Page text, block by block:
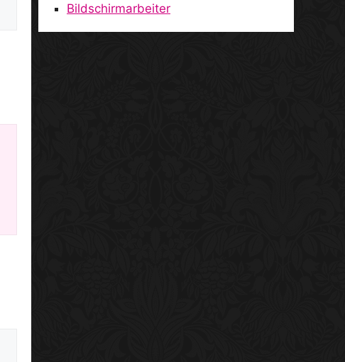
Bildschirmarbeiter